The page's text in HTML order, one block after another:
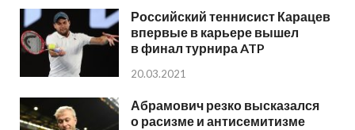
Российский теннисист Карацев
впервые в карьере вышел
в финал турнира ATP
20.03.2021
Абрамович резко высказался
о расизме и антисемитизме